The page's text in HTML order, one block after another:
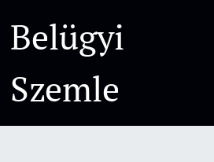
Belügyi
Szemle